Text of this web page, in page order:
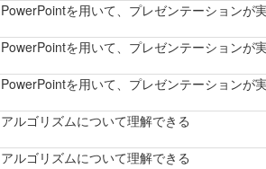
PowerPointを用いて、プレゼンテーションが
PowerPointを用いて、プレゼンテーションが
PowerPointを用いて、プレゼンテーションが
アルゴリズムについて理解できる
アルゴリズムについて理解できる